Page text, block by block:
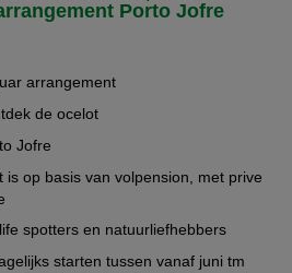
Porto Jofre
arrangement
de ocelot
Jofre
op basis van volpension, met prive
spotters en natuurliefhebbers
starten tussen vanaf juni tm